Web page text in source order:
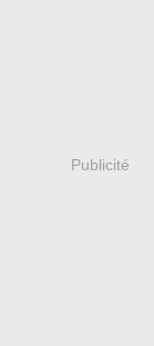
Publicité